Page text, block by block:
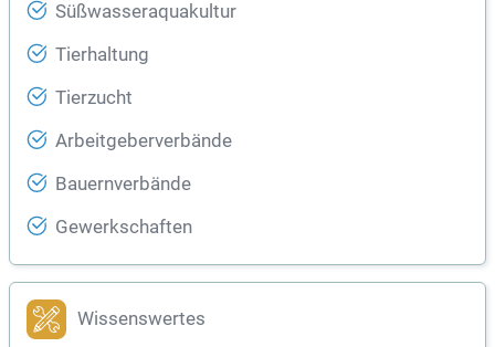
Süßwasseraquakultur
Tierhaltung
Tierzucht
Arbeitgeberverbände
Bauernverbände
Gewerkschaften
Wissenswertes